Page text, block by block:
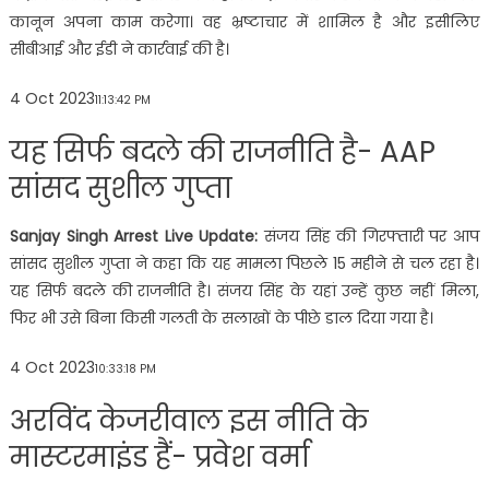
कानून अपना काम करेगा। वह भ्रष्टाचार में शामिल है और इसीलिए
सीबीआई और ईडी ने कार्रवाई की है।
4 Oct 202311:13:42 PM
यह सिर्फ बदले की राजनीति है- AAP
सांसद सुशील गुप्ता
Sanjay Singh Arrest Live Update:संजय सिंह की गिरफ्तारी पर आप
सांसद सुशील गुप्ता ने कहा कि यह मामला पिछले 15 महीने से चल रहा है।
यह सिर्फ बदले की राजनीति है। संजय सिंह के यहां उन्हें कुछ नहीं मिला,
फिर भी उसे बिना किसी गलती के सलाखों के पीछे डाल दिया गया है।
4 Oct 202310:33:18 PM
अरविंद केजरीवाल इस नीति के
मास्टरमाइंड हैं- प्रवेश वर्मा